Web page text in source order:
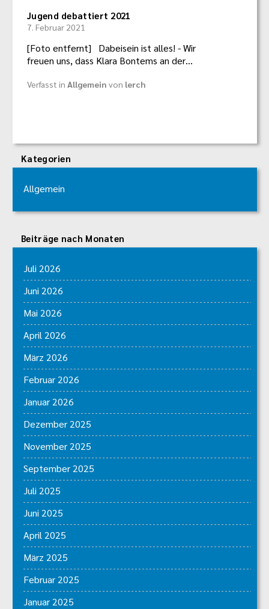
Jugend debattiert 2021
7. Februar 2021
[Foto entfernt] Dabeisein ist alles! - Wir
freuen uns, dass Klara Bontems an der…
Verfasst in Allgemein von lerch
Kategorien
Allgemein
Beiträge nach Monaten
Juli 2026
Juni 2026
Mai 2026
April 2026
März 2026
Februar 2026
Januar 2026
Dezember 2025
November 2025
September 2025
Juli 2025
Juni 2025
April 2025
März 2025
Februar 2025
Januar 2025